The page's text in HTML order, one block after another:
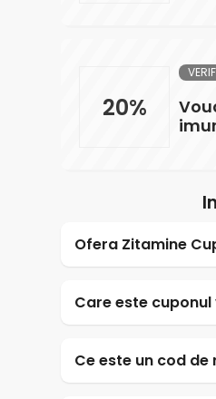
20%
Ofera Zitamine
Care este
Ce este un cod